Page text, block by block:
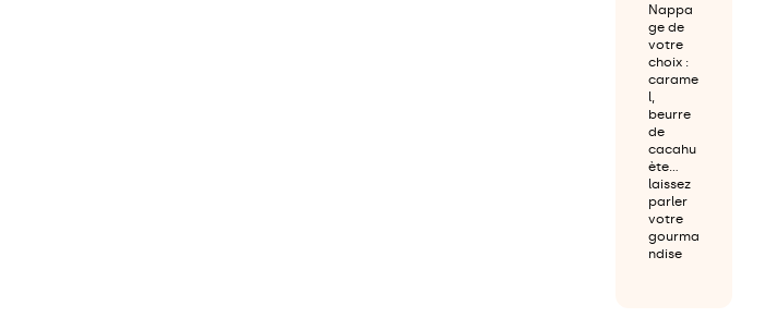
Nappa
ge de
votre
choix :
carame
l,
beurre
de
cacahu
ète…
laissez
parler
votre
gourma
ndise